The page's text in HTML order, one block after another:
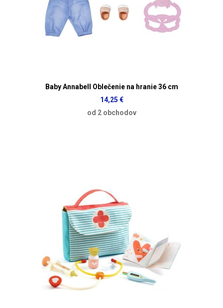
Baby Annabell Oblečenie na hranie 36 cm
14,25 €
od 2 obchodov